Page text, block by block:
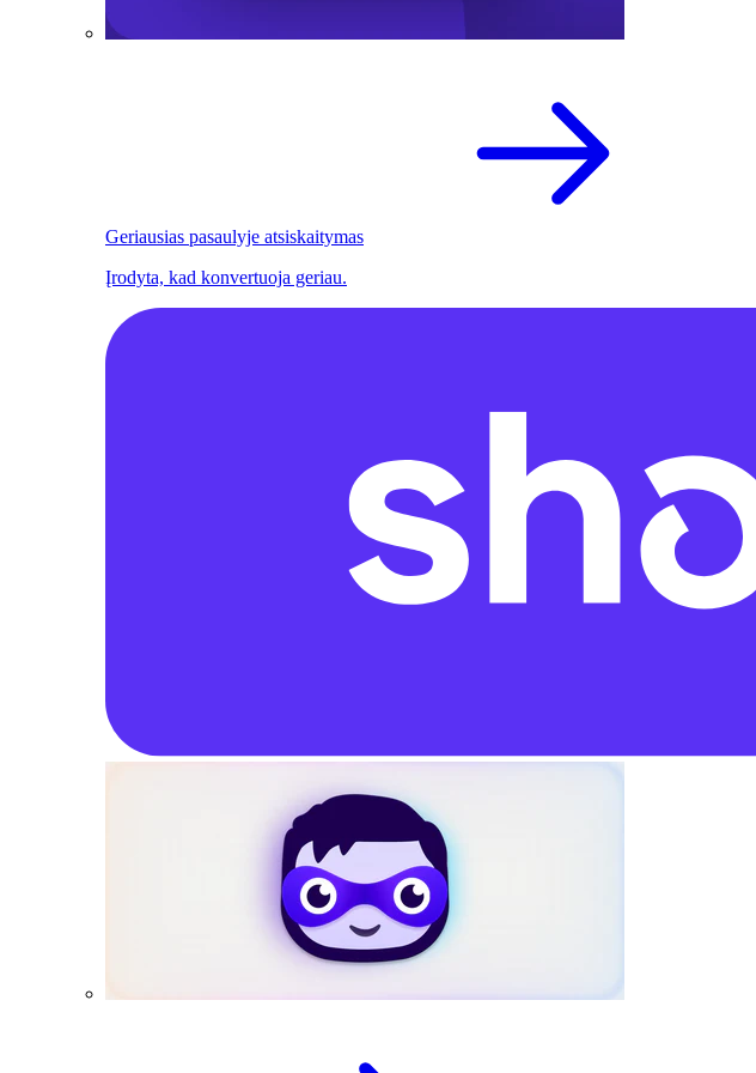
Geriausias pasaulyje atsiskaitymas
Įrodyta, kad konvertuoja geriau.